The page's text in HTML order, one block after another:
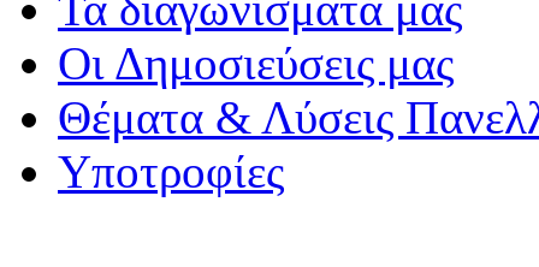
Οι Δημοσιεύσεις μας
Θέματα & Λύσεις
Υποτροφίες